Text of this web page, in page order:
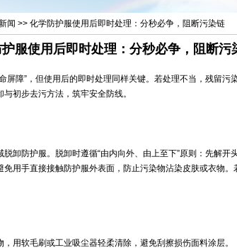
闻 >> 化学防护服使用后即时处理：分秒必争，阻断污染链
服使用后即时处理：分秒必争，阻断污
屏障”，但使用后的即时处理同样关键。若处理不当，残留污
初步去污方法，筑牢安全防线。
卸防护服。脱卸时遵循“由内向外、由上至下”原则：先解开
用手直接接触防护服外表面，防止污染物沾染皮肤或衣物。
用软毛刷或工业吸尘器轻柔清除，避免刮擦损伤面料涂层。